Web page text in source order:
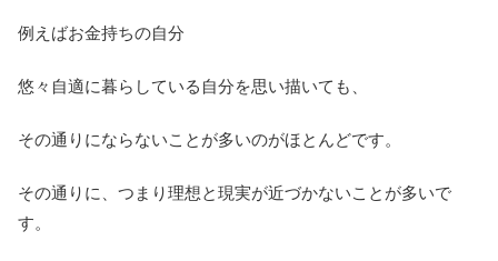
例えばお金持ちの自分
悠々自適に暮らしている自分を思い描いても、
その通りにならないことが多いのがほとんどです。
その通りに、つまり理想と現実が近づかないことが多いで
す。